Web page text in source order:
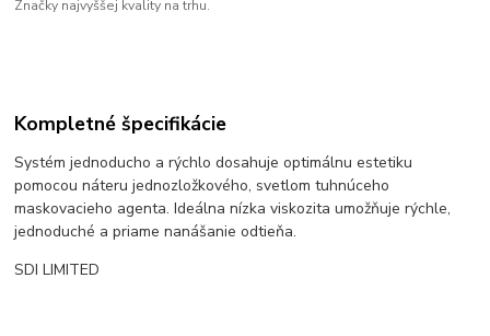
Značky najvyššej kvality na trhu.
Kompletné špecifikácie
Systém jednoducho a rýchlo dosahuje optimálnu estetiku
pomocou náteru jednozložkového, svetlom tuhnúceho
maskovacieho agenta. Ideálna nízka viskozita umožňuje rýchle,
jednoduché a priame nanášanie odtieňa.
SDI LIMITED